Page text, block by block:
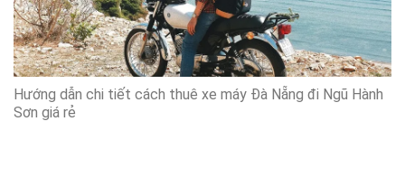
Hướng dẫn chi tiết cách thuê xe máy Đà Nẵng đi Ngũ Hành
Sơn giá rẻ